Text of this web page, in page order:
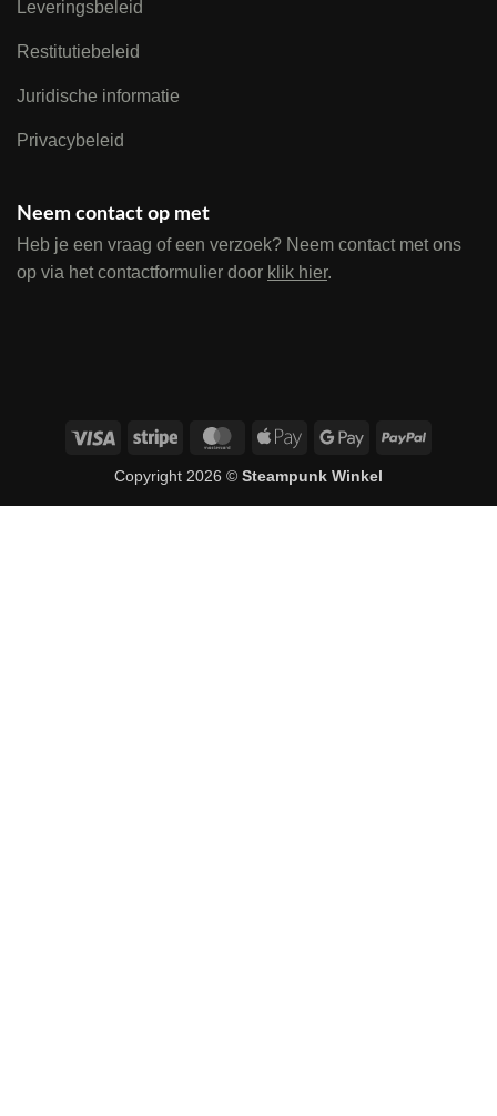
Leveringsbeleid
Restitutiebeleid
Juridische informatie
Privacybeleid
Neem contact op met
Heb je een vraag of een verzoek? Neem contact met ons
op via het contactformulier door klik hier.
Visa Stripe MasterCardApple
Google
PayPal
Copyright 2026 © Steampunk Winkel